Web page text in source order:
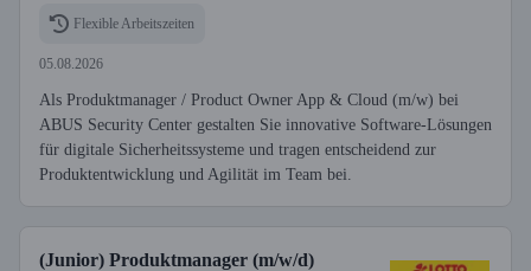
Flexible Arbeitszeiten
05.08.2026
Als Produktmanager / Product Owner App & Cloud (m/w) bei
ABUS Security Center gestalten Sie innovative Software-Lösungen
für digitale Sicherheitssysteme und tragen entscheidend zur
Produktentwicklung und Agilität im Team bei.
(Junior) Produktmanager (m/w/d)